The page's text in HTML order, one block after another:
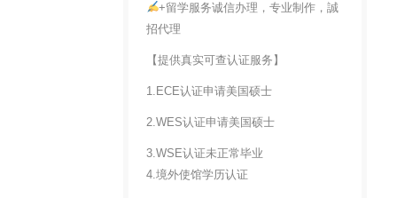
+留学服务诚信办理，专业制作，誠
招代理
【提供真实可查认证服务】
1.ECE认证申请美国硕士
2.WES认证申请美国硕士
3.WSE认证未正常毕业
4.境外使馆学历认证